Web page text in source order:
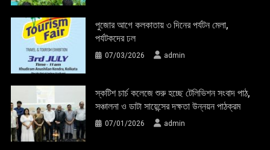
পুজোর আগে কলকাতায় ৩ দিনের পর্যটন মেলা,
পর্যটকদের ঢল
07/03/2026 admin
স্কটিশ চার্চ কলেজে শুরু হচ্ছে টেলিভিশন সংবাদ পাঠ,
সঞ্চালনা ও ডাটা সায়েন্সের দক্ষতা উন্নয়ন পাঠক্রম
07/01/2026 admin